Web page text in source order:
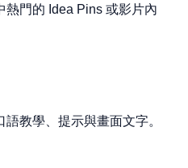
熱門的 Idea Pins 或影片內
教學、提示與畫面文字。